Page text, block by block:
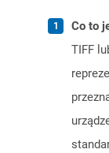
Co to
TIFF